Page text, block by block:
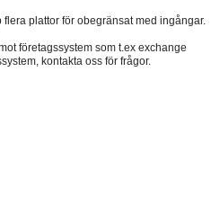
plattor för obegränsat med ingångar.
företagssystem som t.ex exchange
kontakta oss för frågor.